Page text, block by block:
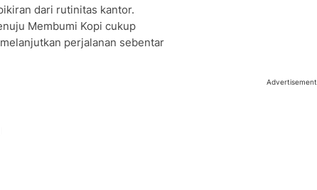
dari rutinitas kantor.
Membumi Kopi cukup
perjalanan sebentar
Advertisement